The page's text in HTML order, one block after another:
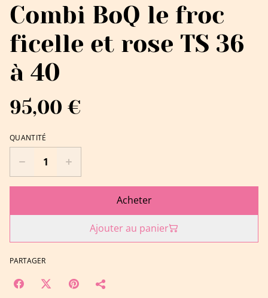
Combi BoQ le froc
ficelle et rose TS 36
à 40
95,00 €
QUANTITÉ
Acheter
Ajouter au panier
PARTAGER